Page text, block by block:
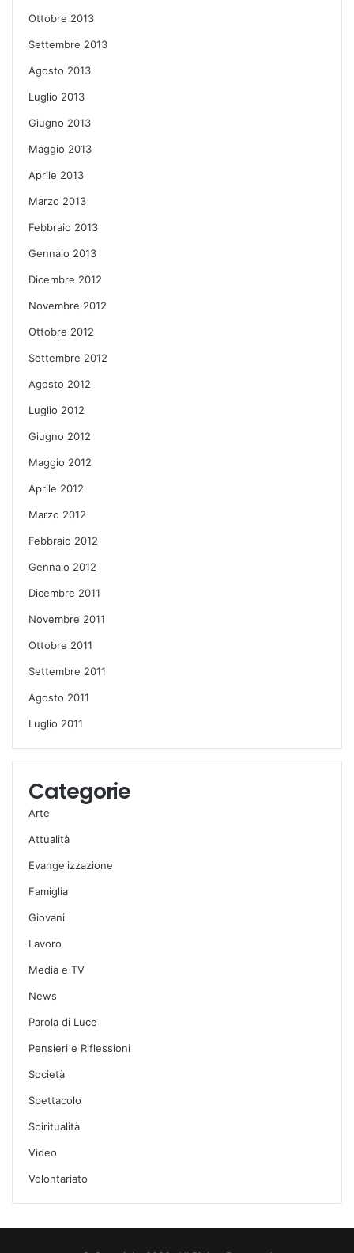
Ottobre 2013
Settembre 2013
Agosto 2013
Luglio 2013
Giugno 2013
Maggio 2013
Aprile 2013
Marzo 2013
Febbraio 2013
Gennaio 2013
Dicembre 2012
Novembre 2012
Ottobre 2012
Settembre 2012
Agosto 2012
Luglio 2012
Giugno 2012
Maggio 2012
Aprile 2012
Marzo 2012
Febbraio 2012
Gennaio 2012
Dicembre 2011
Novembre 2011
Ottobre 2011
Settembre 2011
Agosto 2011
Luglio 2011
Categorie
Arte
Attualità
Evangelizzazione
Famiglia
Giovani
Lavoro
Media e TV
News
Parola di Luce
Pensieri e Riflessioni
Società
Spettacolo
Spiritualità
Video
Volontariato